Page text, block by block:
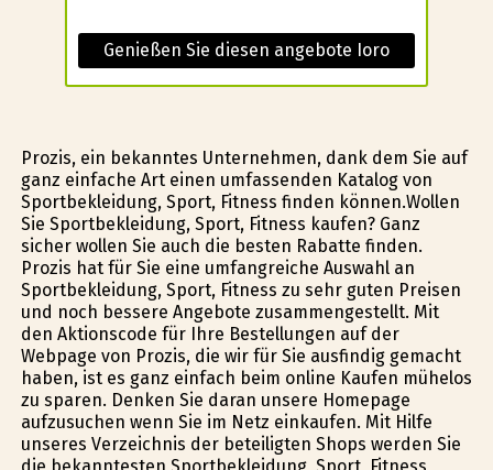
Genießen Sie diesen angebote Ioro
Prozis, ein bekanntes Unternehmen, dank dem Sie auf
ganz einfache Art einen umfassenden Katalog von
Sportbekleidung, Sport, Fitness finden können.Wollen
Sie Sportbekleidung, Sport, Fitness kaufen? Ganz
sicher wollen Sie auch die besten Rabatte finden.
Prozis hat für Sie eine umfangreiche Auswahl an
Sportbekleidung, Sport, Fitness zu sehr guten Preisen
und noch bessere Angebote zusammengestellt. Mit
den Aktionscode für Ihre Bestellungen auf der
Webpage von Prozis, die wir für Sie ausfindig gemacht
haben, ist es ganz einfach beim online Kaufen mühelos
zu sparen. Denken Sie daran unsere Homepage
aufzusuchen wenn Sie im Netz einkaufen. Mit Hilfe
unseres Verzeichnis der beteiligten Shops werden Sie
die bekanntesten Sportbekleidung, Sport, Fitness